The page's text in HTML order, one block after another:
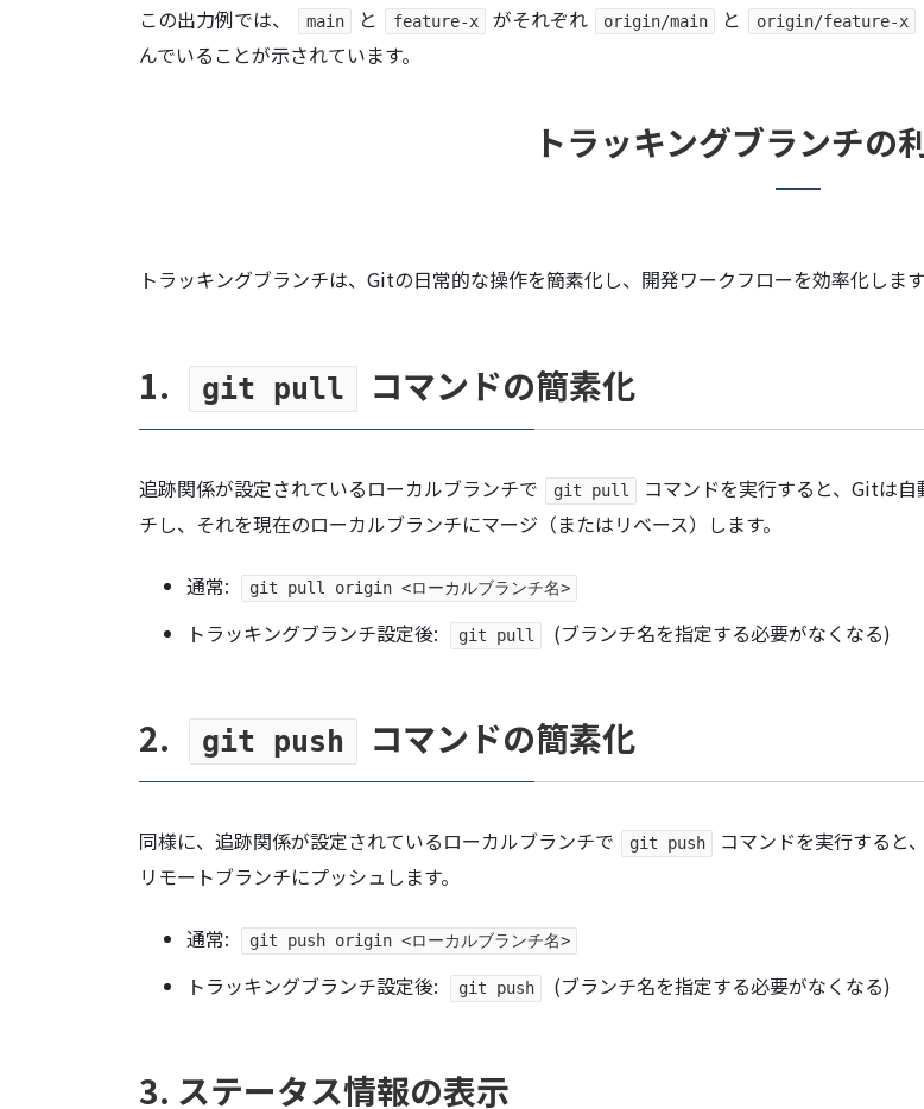
この出力例では、 main と feature-x がそれぞれ origin/main と origin/feature-x
んでいることが示されています。
トラッキングブランチの
トラッキングブランチは、Gitの日常的な操作を簡素化し、開発ワークフローを効率化します
1. git pull コマンドの簡素化
追跡関係が設定されているローカルブランチで git pull
コマンドを実行すると、Gitは
チし、それを現在のローカルブランチにマージ（またはリベース）します。
通常: git pull origin <ローカルブランチ名>
トラッキングブランチ設定後: git pull (ブランチ名を指定する必要がなくなる)
2. git push コマンドの簡素化
同様に、追跡関係が設定されているローカルブランチで git push
コマンドを実行すると
リモートブランチにプッシュします。
通常: git push origin <ローカルブランチ名>
トラッキングブランチ設定後: git push (ブランチ名を指定する必要がなくなる)
3. ステータス情報の表示